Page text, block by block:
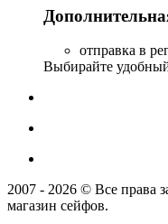
отправка в
Выбирайте
2007 - 2026 © Все права
магазин сейфов.